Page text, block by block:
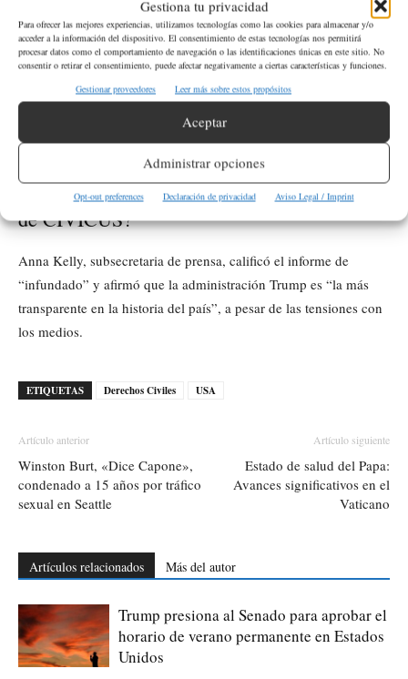
Gestiona tu privacidad
Para ofrecer las mejores experiencias, utilizamos tecnologías como las cookies para almacenar y/o
acceder a la información del dispositivo. El consentimiento de estas tecnologías nos permitirá
procesar datos como el comportamiento de navegación o las identificaciones únicas en este sitio. No
consentir o retirar el consentimiento, puede afectar negativamente a ciertas características y funciones.
Gestionar proveedores
Leer más sobre estos propósitos
Aceptar
Administrar opciones
Opt-out preferences Declaración de privacidad Aviso Legal / Imprint
mencionadas por CIVICUS?
CIVICUSmenciona la reducción de contratos de ayuda exterior,
la eliminación de programas de diversidad, equidad e inclusión,
y las respuestas gubernamentales a protestas, como la represión
de campamentos universitarios.
¿Por qué la Casa Blanca rechaza el informe
de CIVICUS?
Anna Kelly, subsecretaria de prensa, calificó el informe de
“infundado” y afirmó que la administración Trump es “la más
transparente en la historia del país”, a pesar de las tensiones con
los medios.
ETIQUETAS Derechos Civiles USA
Artículo anterior
Winston Burt, «Dice Capone»,
condenado a 15 años por tráfico
sexual en Seattle
Artículo siguiente
Estado de salud del Papa:
Avances significativos en el
Vaticano
Artículos relacionados Más del autor
Trump presiona al Senado para aprobar el
horario de verano permanente en Estados
Unidos